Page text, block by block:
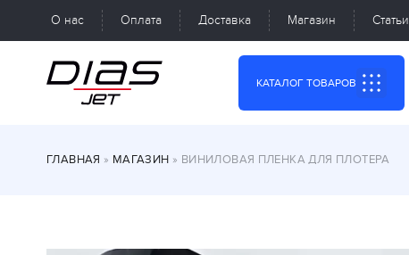
О нас Оплата Доставка Магазин Статьи
КАТАЛОГ ТОВАРОВ
ГЛАВНАЯ » МАГАЗИН » ВИНИЛОВАЯ ПЛЕНКА ДЛЯ ПЛОТЕРА